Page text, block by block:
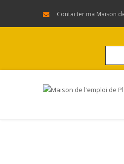
Contacter ma Maison